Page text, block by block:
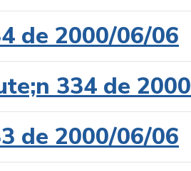
de 2000/06/06
334 de 2000
de 2000/06/06